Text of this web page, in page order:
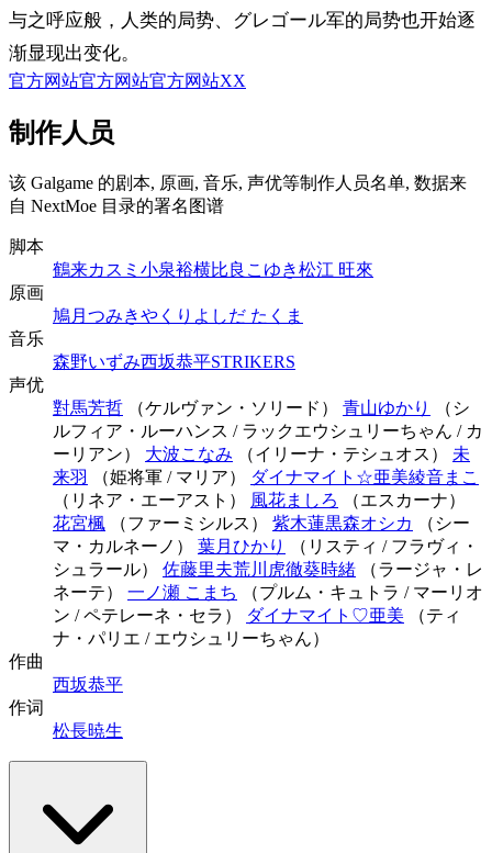
与之呼应般，人类的局势、グレゴール军的局势也开始逐
渐显现出变化。
官方网站官方网站官方网站XX
制作人员
该 Galgame 的剧本, 原画, 音乐, 声优等制作人员名单, 数据来
自 NextMoe 目录的署名图谱
脚本
鶴来カスミ 小泉裕横比良こゆき松江 旺來
原画
鳩月つみきやくり よしだ たくま
音乐
森野いずみ西坂恭平STRIKERS
声优
對馬芳哲 （ケルヴァン・ソリード） 青山ゆかり
（シ
ルフィア・ルーハンス / ラックエウシュリーちゃん / カ
ーリアン） 大波こなみ （イリーナ・テシュオス） 未
来羽
（姫将軍 / マリア） ダイナマイト☆亜美綾音まこ
（リネア・エーアスト）
風花ましろ
（エスカーナ）
花宮楓 （ファーミシルス） 紫木蓮黒森オシカ
（シー
マ・カルネーノ） 葉月ひかり
（リスティ / フラヴィ・
シュラール） 佐藤里夫荒川虎徹葵時緒 （ラージャ・レ
ネーテ） 一ノ瀬 こまち
（プルム・キュトラ / マーリオ
ン / ペテレーネ・セラ）
ダイナマイト♡亜美 （ティ
ナ・パリエ / エウシュリーちゃん）
作曲
西坂恭平
作词
松長暁生